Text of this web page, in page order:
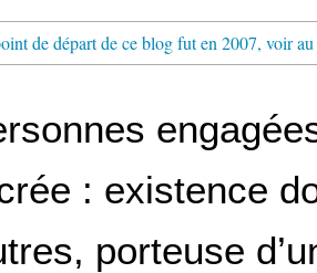
de départ de ce blog fut en 2007, voir
: existence
porteuse